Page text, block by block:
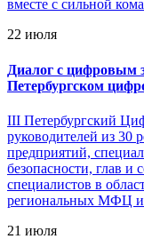
вместе с сильной
22 июля
Диалог с цифровым
Петербургском
III Петербургский
руководителей из 30
предприятий,
безопасности, глав и
специалистов в
региональных МФЦ и
21 июля